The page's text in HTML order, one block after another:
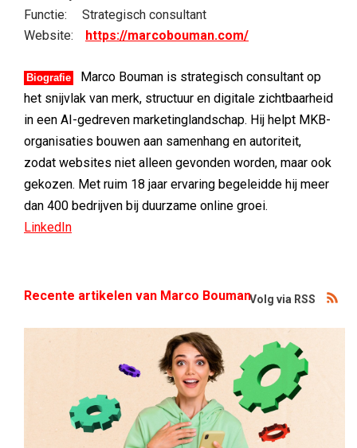
Functie:
Strategisch consultant
Website:
https://marcobouman.com/
Biografie
Marco Bouman is strategisch consultant op
het snijvlak van merk, structuur en digitale zichtbaarheid
in een AI-gedreven marketinglandschap. Hij helpt MKB-
organisaties bouwen aan samenhang en autoriteit,
zodat websites niet alleen gevonden worden, maar ook
gekozen. Met ruim 18 jaar ervaring begeleidde hij meer
dan 400 bedrijven bij duurzame online groei.
LinkedIn
Recente artikelen van Marco BoumanVolg via RSS